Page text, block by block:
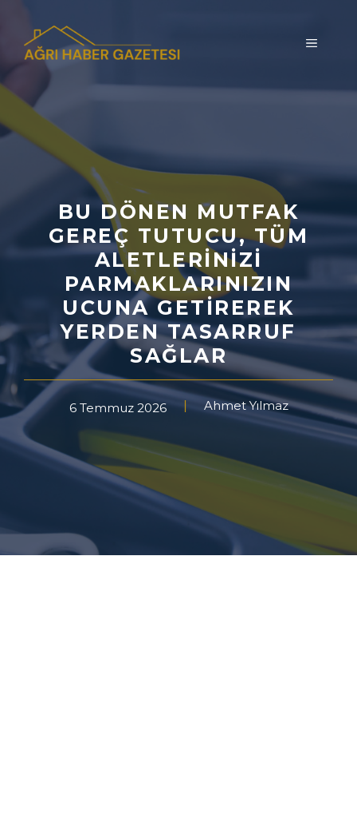
MENÜ
BU DÖNEN MUTFAK
GEREÇ TUTUCU, TÜM
ALETLERINIZI
PARMAKLARINIZIN
UCUNA GETIREREK
YERDEN TASARRUF
SAĞLAR
6 Temmuz 2026 Ahmet Yılmaz